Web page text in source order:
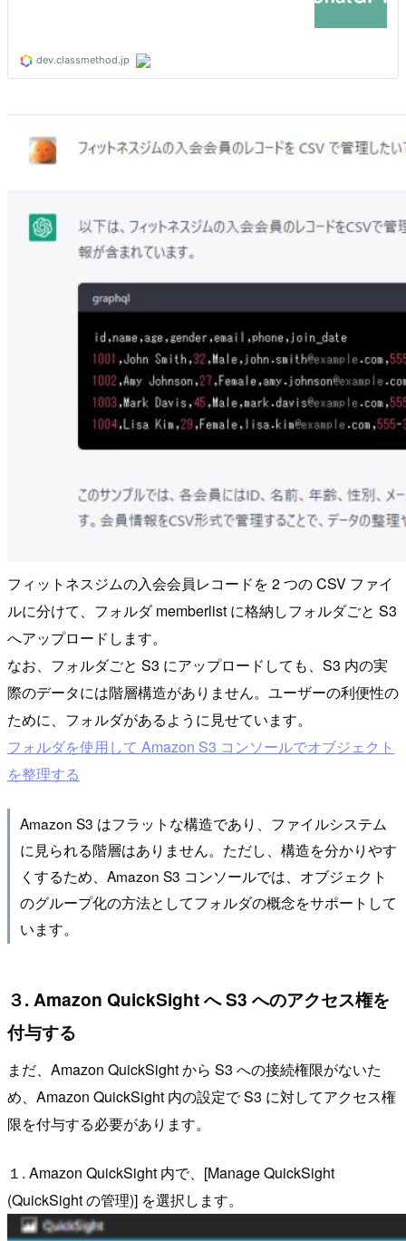
フィットネスジムの入会会員レコードを 2 つの CSV ファイ
ルに分けて、フォルダ memberlist に格納しフォルダごと S3
へアップロードします。
なお、フォルダごと S3 にアップロードしても、S3 内の実
際のデータには階層構造がありません。ユーザーの利便性の
ために、フォルダがあるように見せています。
フォルダを使用して Amazon S3 コンソールでオブジェクト
を整理する
Amazon S3 はフラットな構造であり、ファイルシステム
に見られる階層はありません。ただし、構造を分かりやす
くするため、Amazon S3 コンソールでは、オブジェクト
のグループ化の方法としてフォルダの概念をサポートして
います。
３. Amazon QuickSight へ S3 へのアクセス権を
付与する
まだ、Amazon QuickSight から S3 への接続権限がないた
め、Amazon QuickSight 内の設定で S3 に対してアクセス権
限を付与する必要があります。
１. Amazon QuickSight 内で、[Manage QuickSight
(QuickSight の管理)] を選択します。